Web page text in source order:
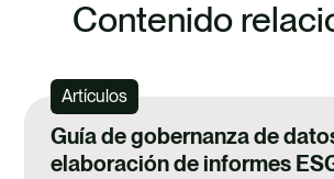
Contenido
Artículos
Guía de gobernanza de
elaboración de informes